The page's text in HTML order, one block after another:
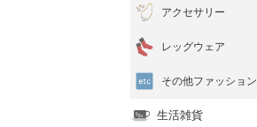
アクセサリー
レッグウェア
その他ファッション
生活雑貨